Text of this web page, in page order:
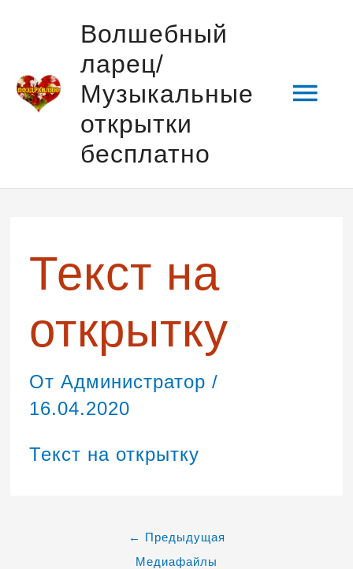
содержимому
Волшебный
ларец/
Музыкальные
открытки
бесплатно
Текст на
открытку
От Администратор /
16.04.2020
Текст на открытку
←
Предыдущая
Медиафайлы